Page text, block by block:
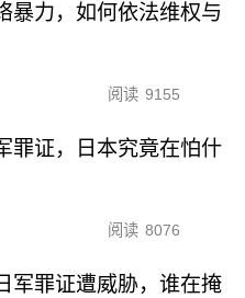
暴力，如何依法维权与
阅读 9155
罪证，日本究竟在怕什
阅读 8076
军罪证遭威胁，谁在掩